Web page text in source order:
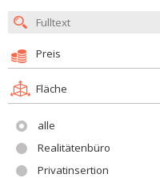
Preis
Fläche
alle
Realitätenbüro
Privatinsertion